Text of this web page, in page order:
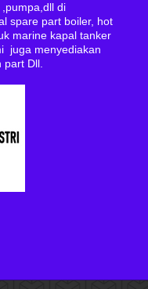
di
spare part boiler, hot
marine kapal tanker
juga menyediakan
Dll.